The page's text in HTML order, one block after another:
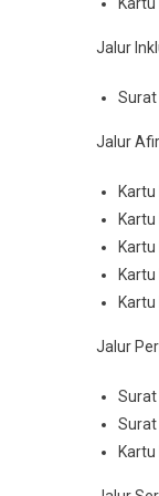
Jalur
Surat
Jalur
Kartu
Jalur
Surat
Surat